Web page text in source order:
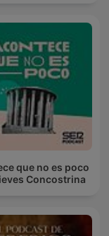
que no es poco
Concostrina